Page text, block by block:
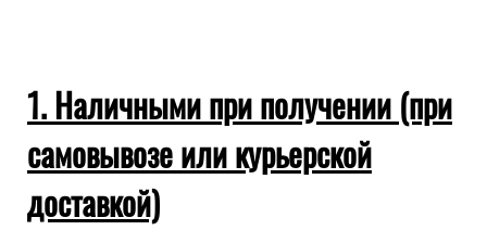
1. Наличными при получении (при
самовывозе или курьерской
доставкой)